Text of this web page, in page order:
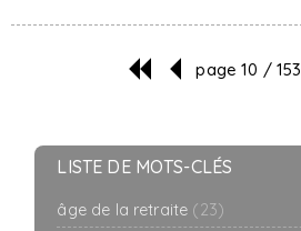
page 10 / 153
LISTE DE MOTS-CLÉS
âge de la retraite (23)